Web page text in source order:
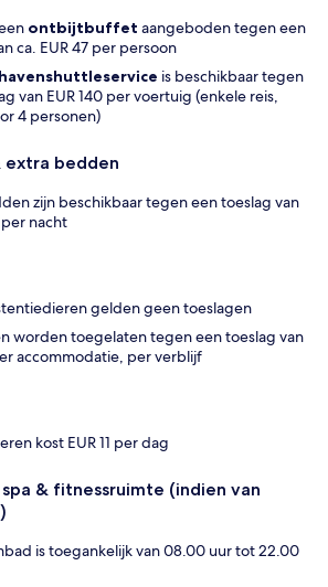
ontbijtbuffet aangeboden tegen een
ca. EUR 47 per persoon
is beschikbaar tegen
van EUR 140 per voertuig (enkele reis,
4 personen)
extra bedden
zijn beschikbaar tegen een toeslag van
per nacht
gelden geen toeslagen
worden toegelaten tegen een toeslag van
accommodatie, per verblijf
kost EUR 11 per dag
& fitnessruimte (indien van
is toegankelijk van 08.00 uur tot 22.00